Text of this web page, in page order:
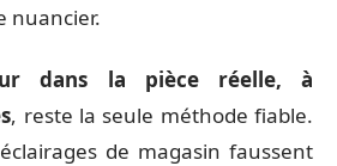
nuancier.
dans la pièce réelle, à
, reste la seule méthode fiable.
de magasin faussent